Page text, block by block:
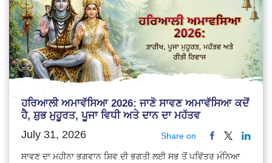
ਹਰਿਆਲੀ ਅਮਾਵੱਸਿਆ 2026: ਜਾਣੋ ਸਾਵਣ ਅਮਾਵੱਸਿਆ ਕਦੋਂ
ਹੈ, ਸ਼ੁਭ ਮੁਹੂਰਤ, ਪੂਜਾ ਵਿਧੀ ਅਤੇ ਦਾਨ ਦਾ ਮਹੱਤਵ
July 31, 2026 Share on
ਸਾਵਣ ਦਾ ਮਹੀਨਾ ਭਗਵਾਨ ਸ਼ਿਵ ਦੀ ਭਗਤੀ ਲਈ ਸਭ ਤੋਂ ਪਵਿੱਤਰ ਮੰਨਿਆ